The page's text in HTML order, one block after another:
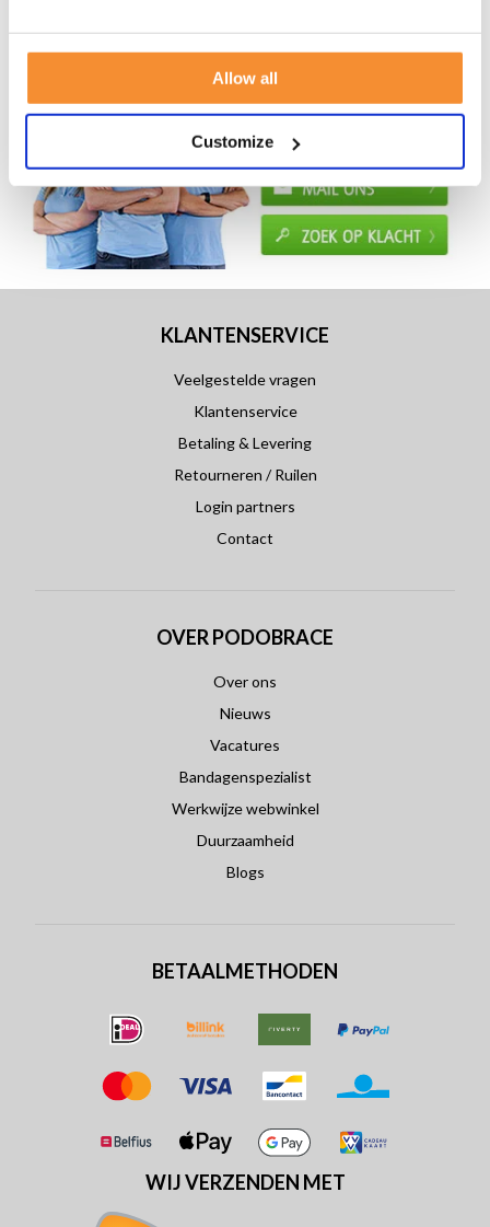
Allow all
Customize
KLANTENSERVICE
Veelgestelde vragen
Klantenservice
Betaling & Levering
Retourneren / Ruilen
Login partners
Contact
OVER PODOBRACE
Over ons
Nieuws
Vacatures
Bandagenspezialist
Werkwijze webwinkel
Duurzaamheid
Blogs
BETAALMETHODEN
WIJ VERZENDEN MET